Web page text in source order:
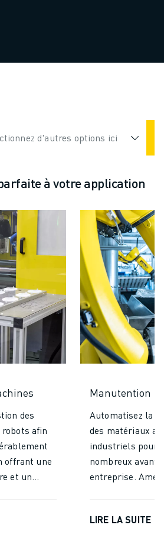
d'autres options ici
à votre application
des
robots afin
offrant une
et un
Manutention
Automatisez la
des matériaux
industriels pour
nombreux
entreprise.
en réduisant le
LIRE LA SUITE